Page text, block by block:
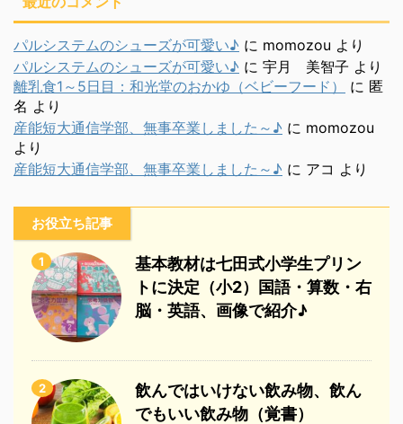
パルシステムのシューズが可愛い♪ に momozou より
パルシステムのシューズが可愛い♪ に 宇月 美智子 より
離乳食1～5日目：和光堂のおかゆ（ベビーフード）
に 匿
名 より
産能短大通信学部、無事卒業しました～♪ に momozou
より
産能短大通信学部、無事卒業しました～♪ に アコ より
お役立ち記事
1
基本教材は七田式小学生プリン
トに決定（小2）国語・算数・右
脳・英語、画像で紹介♪
2
飲んではいけない飲み物、飲ん
でもいい飲み物（覚書）